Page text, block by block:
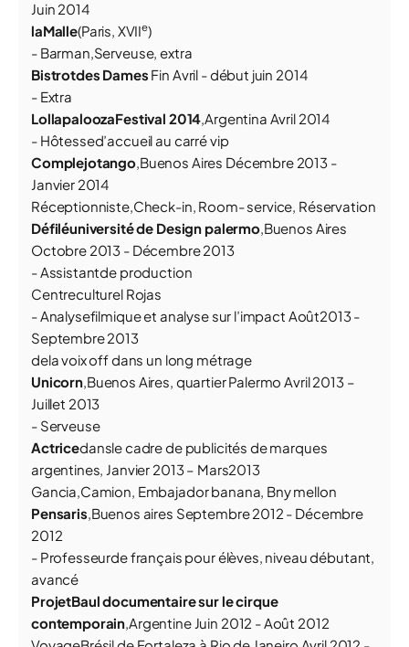
Juin 2014
laMalle(Paris, XVIIe)
- Barman,Serveuse, extra
Bistrotdes Dames Fin Avril - début juin 2014
- Extra
LollapaloozaFestival 2014,Argentina Avril 2014
- Hôtessed’accueil au carré vip
Complejotango,Buenos Aires Décembre 2013 -
Janvier 2014
Réceptionniste,Check-in, Room- service, Réservation
Défiléuniversité de Design palermo,Buenos Aires
Octobre 2013 - Décembre 2013
- Assistantde production
Centreculturel Rojas
- Analysefilmique et analyse sur l’impact Août2013 -
Septembre 2013
dela voix off dans un long métrage
Unicorn,Buenos Aires, quartier Palermo Avril 2013 –
Juillet 2013
- Serveuse
Actricedansle cadre de publicités de marques
argentines, Janvier 2013 – Mars2013
Gancia,Camion, Embajador banana, Bny mellon
Pensaris,Buenos aires Septembre 2012 - Décembre
2012
- Professeurde français pour élèves, niveau débutant,
avancé
ProjetBaul documentaire sur le cirque
contemporain,Argentine Juin 2012 - Août 2012